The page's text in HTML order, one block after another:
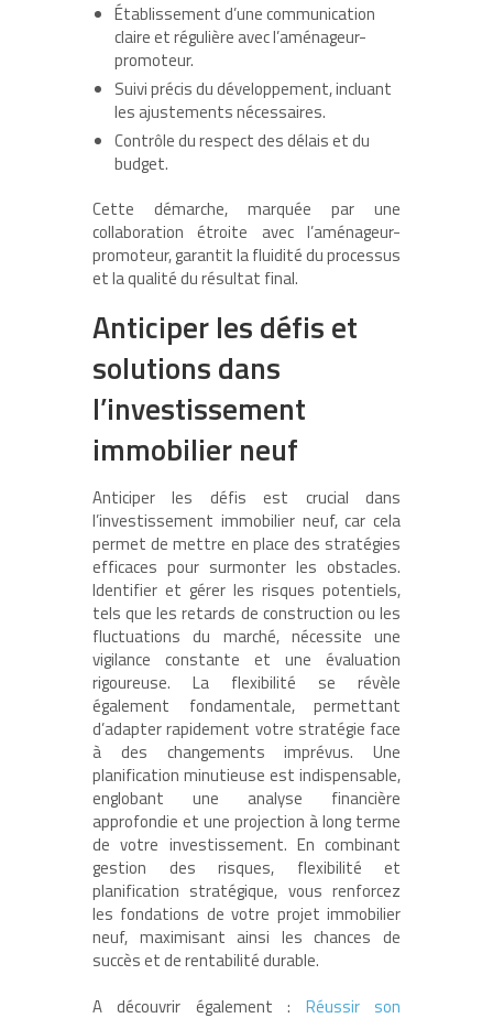
Établissement d’une communication
claire et régulière avec l’aménageur-
promoteur.
Suivi précis du développement, incluant
les ajustements nécessaires.
Contrôle du respect des délais et du
budget.
Cette démarche, marquée par une
collaboration étroite avec l’aménageur-
promoteur, garantit la fluidité du processus
et la qualité du résultat final.
Anticiper les défis et
solutions dans
l’investissement
immobilier neuf
Anticiper les défis est crucial dans
l’investissement immobilier neuf, car cela
permet de mettre en place des stratégies
efficaces pour surmonter les obstacles.
Identifier et gérer les risques potentiels,
tels que les retards de construction ou les
fluctuations du marché, nécessite une
vigilance constante et une évaluation
rigoureuse. La flexibilité se révèle
également fondamentale, permettant
d’adapter rapidement votre stratégie face
à des changements imprévus. Une
planification minutieuse est indispensable,
englobant une analyse financière
approfondie et une projection à long terme
de votre investissement. En combinant
gestion des risques, flexibilité et
planification stratégique, vous renforcez
les fondations de votre projet immobilier
neuf, maximisant ainsi les chances de
succès et de rentabilité durable.
A découvrir également : Réussir son